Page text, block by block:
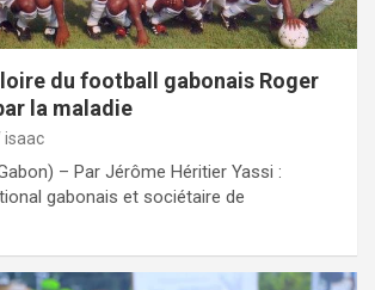
du football gabonais Roger
la maladie
isaac
– Par Jérôme Héritier Yassi :
gabonais et sociétaire de